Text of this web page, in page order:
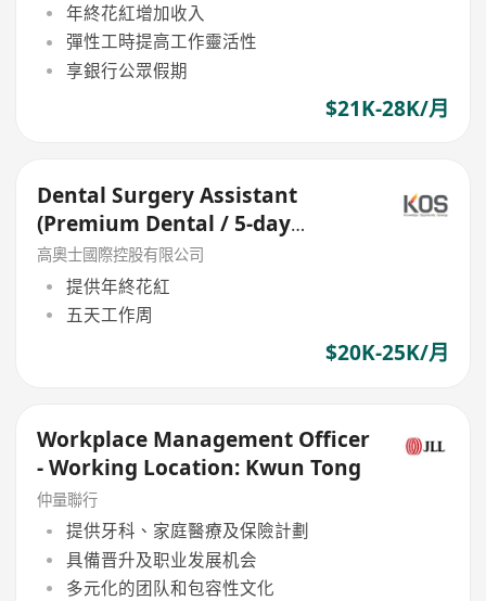
年終花紅增加收入
彈性工時提高工作靈活性
享銀行公眾假期
$21K-28K/月
Dental Surgery Assistant
(Premium Dental / 5-day
Working)
高奧士國際控股有限公司
提供年終花紅
五天工作周
$20K-25K/月
Workplace Management Officer
- Working Location: Kwun Tong
仲量聯行
提供牙科、家庭醫療及保險計劃
具備晋升及职业发展机会
多元化的团队和包容性文化